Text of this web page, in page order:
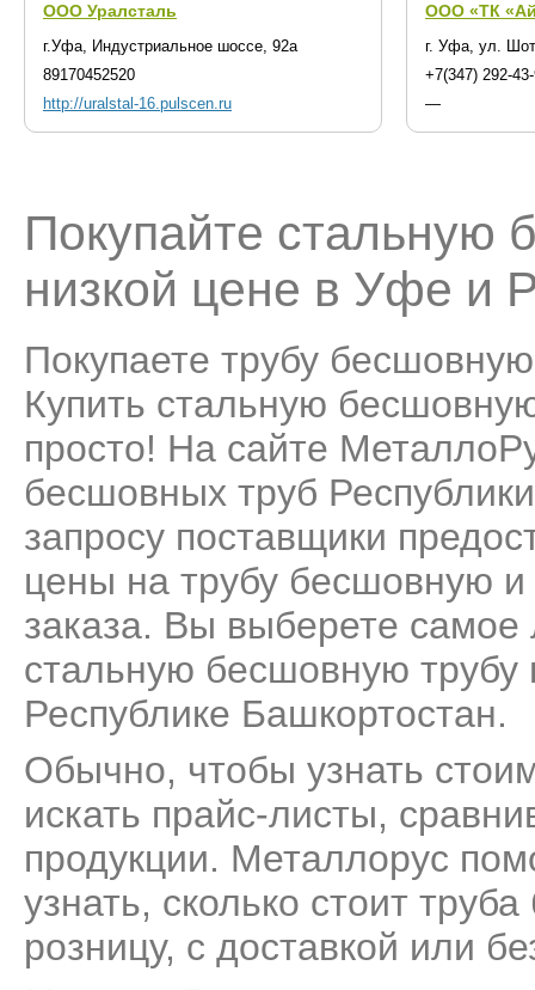
ООО Уралсталь
г.Уфа, Индустриальное шоссе, 92а
89170452520
http://uralstal-16.pulscen.ru
ООО «ТК
г. Уфа, ул.
+7(347) 292-
—
Покупайте стальную
низкой цене в Уфе и
Покупаете трубу
Купить стальную
просто! На сайте
бесшовных труб
запросу поставщики
цены на трубу бесшовную
заказа. Вы выберете
стальную бесшовную
Республике Башкортостан.
Обычно, чтобы узнать
искать прайс-листы,
продукции. Металлорус
узнать, сколько стоит
розницу, с доставкой или